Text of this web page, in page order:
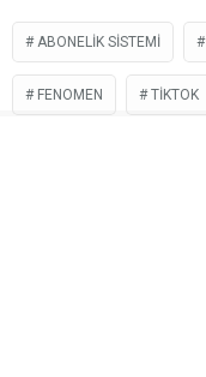
ABONELIK SISTEMI
FENOMEN TIKTOK